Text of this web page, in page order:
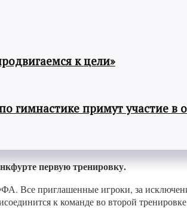
к цели»
гимнастике примут участие в
первую тренировку.
Все приглашенные игроки, за
к команде во второй